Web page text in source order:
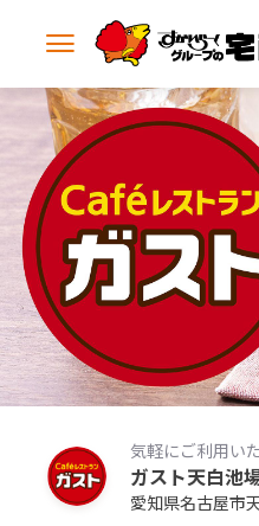
メ
ュ
ー
を
開
く
ガスト天白池